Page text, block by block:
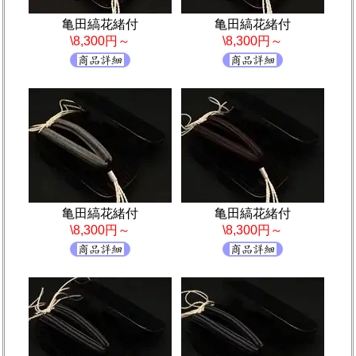
亀田縞花緒付
\8,300円～
亀田縞花緒付
\8,300円～
亀田縞花緒付
\8,300円～
亀田縞花緒付
\8,300円～